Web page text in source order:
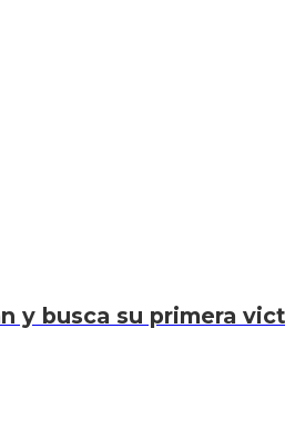
y busca su primera